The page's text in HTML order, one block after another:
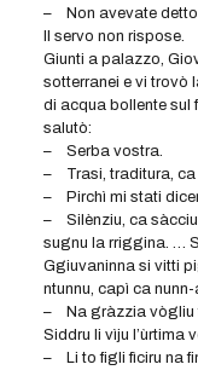
– Non avevate detto
Il servo non rispose.
Giunti a palazzo,
sotterranei e vi trovò
di acqua bollente sul
salutò:
– Serba vostra.
– Trasi, traditura, ca
– Pirchì mi stati
– Silènziu, ca sàcciu
sugnu la rriggina. …
Ggiuvaninna si vitti
ntunnu, capì ca
– Na gràzzia vògliu
Siddru li vìju l’ùrtima
– Li to figli fìciru na